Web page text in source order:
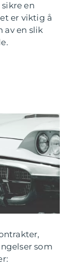
en
er viktig å
av en slik
som